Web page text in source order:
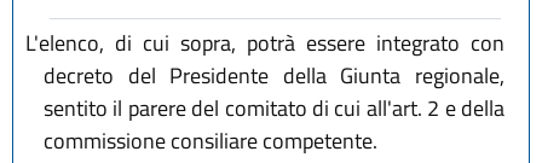
L'elenco, di cui sopra, potrà essere integrato con
decreto del Presidente della Giunta regionale,
sentito il parere del comitato di cui all'art. 2 e della
commissione consiliare competente.